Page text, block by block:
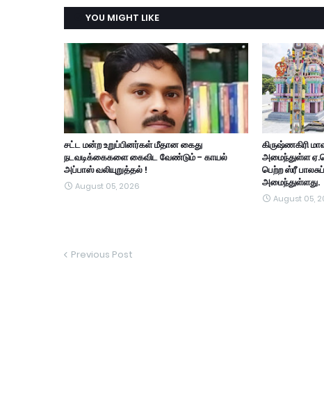
YOU MIGHT LIKE
சட்ட மன்ற உறுப்பினர்கள் மீதான கைது
நடவடிக்கைகளை கைவிட வேண்டும் - காயல்
அப்பாஸ் வலியுறுத்தல் !
August 05, 2026
கிருஷ்ணகிரி
அமைந்துள்ள
பெற்ற ஸ்ரீ
அமைந்துள்ளது.
August 05,
Previous Post